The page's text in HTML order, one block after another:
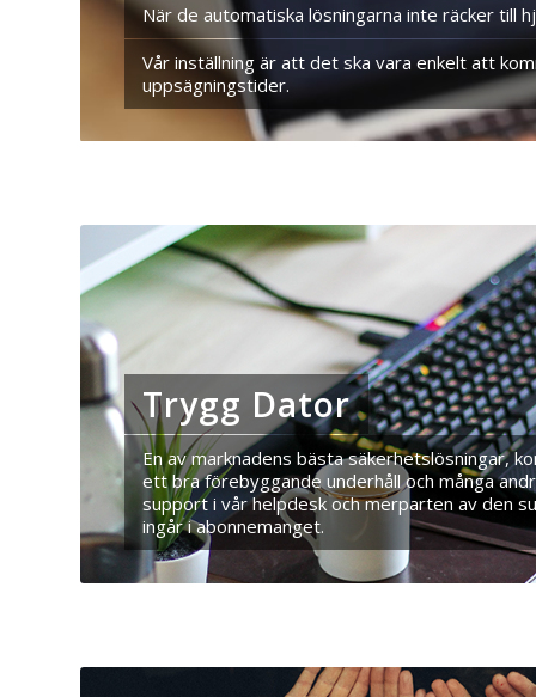
När de automatiska lösningarna inte räcker till
Vår inställning är att det ska vara enkelt att
uppsägningstider.
Trygg Dator
En av marknadens bästa säkerhetslösningar,
ett bra förebyggande underhåll och många
support i vår helpdesk och merparten av den
ingår i abonnemanget.